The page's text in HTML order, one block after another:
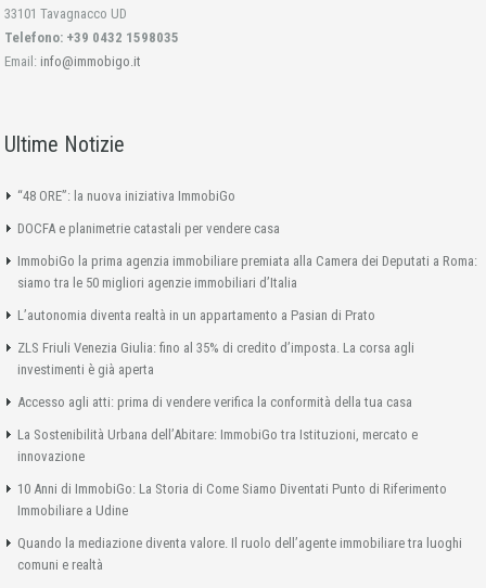
33101 Tavagnacco UD
Telefono: +39 0432 1598035
Email: info@immobigo.it
Ultime Notizie
“48 ORE”: la nuova iniziativa ImmobiGo
DOCFA e planimetrie catastali per vendere casa
ImmobiGo la prima agenzia immobiliare premiata alla Camera dei Deputati a Roma:
siamo tra le 50 migliori agenzie immobiliari d’Italia
L’autonomia diventa realtà in un appartamento a Pasian di Prato
ZLS Friuli Venezia Giulia: fino al 35% di credito d’imposta. La corsa agli
investimenti è già aperta
Accesso agli atti: prima di vendere verifica la conformità della tua casa
La Sostenibilità Urbana dell’Abitare: ImmobiGo tra Istituzioni, mercato e
innovazione
10 Anni di ImmobiGo: La Storia di Come Siamo Diventati Punto di Riferimento
Immobiliare a Udine
Quando la mediazione diventa valore. Il ruolo dell’agente immobiliare tra luoghi
comuni e realtà